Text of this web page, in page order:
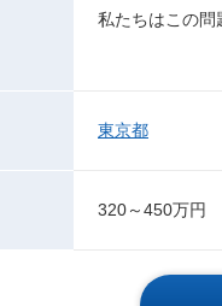
私たちはこの問
東京都
320～450万円